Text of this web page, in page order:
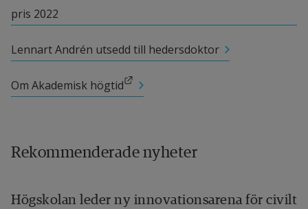
Ece Calikus, teknologie doktor i signal- och
hälsa och livsstil Länk till annan webbplats.
Lukas Linnér, filosofie doktor i hälsa och livsstil
pris 2022
Lennart Andrén utsedd till hedersdoktor
Om Akademisk högtid
Länk till annan webbplats.
Rekommenderade nyheter
Högskolan leder ny innovationsarena för civilt